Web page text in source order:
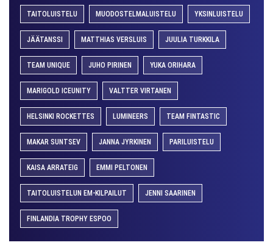
TAITOLUISTELU MUODOSTELMALUISTELU YKSINLUISTELU
JÄÄTANSSI MATTHIAS VERSLUIS JUULIA TURKKILA
TEAM UNIQUE JUHO PIRINEN YUKA ORIHARA
MARIGOLD ICEUNITY VALTTER VIRTANEN
HELSINKI ROCKETTES LUMINEERS TEAM FINTASTIC
MAKAR SUNTSEV JANNA JYRKINEN PARILUISTELU
KAISA ARRATEIG EMMI PELTONEN
TAITOLUISTELUN EM-KILPAILUT JENNI SAARINEN
FINLANDIA TROPHY ESPOO